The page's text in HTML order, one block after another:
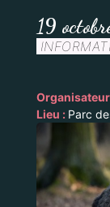
19
Lieu : Parc